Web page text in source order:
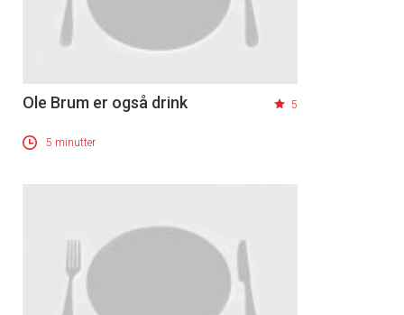
Ole Brum er også drink 5
5 minutter